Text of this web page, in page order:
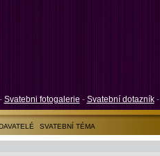
Svatebni fotogalerie - Svatební dotazník-
SVATEBNÍ TÉMA